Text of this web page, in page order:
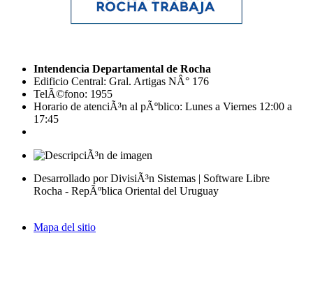
Intendencia Departamental de Rocha
Edificio Central: Gral. Artigas NÂ° 176
TelÃ©fono: 1955
Horario de atenciÃ³n al pÃºblico: Lunes a Viernes 12:00 a
17:45
Desarrollado por DivisiÃ³n Sistemas | Software Libre
Rocha - RepÃºblica Oriental del Uruguay
Mapa del sitio